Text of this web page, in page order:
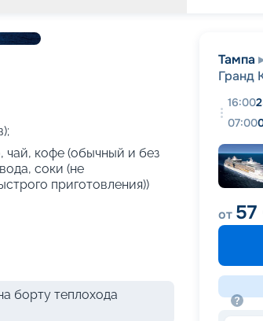
чай, кофе (обычный и без
соки (не
приготовления))
борту теплохода
Тампа
Гранд
16:00
07:00
от 57